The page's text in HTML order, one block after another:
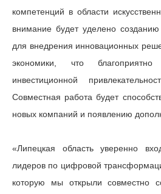
компетенций в области
внимание будет уделено созданию
для внедрения инновационных
экономики, что
инвестиционной
Совместная работа будет
новых компаний и появлению
«Липецкая область уверенно
лидеров по цифровой
которую мы открыли совместно